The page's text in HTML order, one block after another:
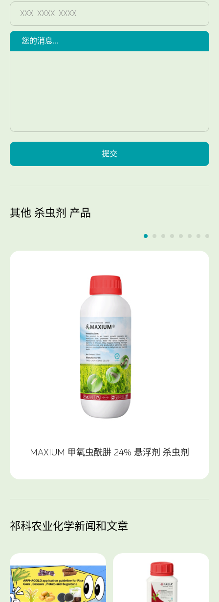
您的消息...
提交
其他 杀虫剂 产品
MAXIUM 甲氧虫酰肼 24% 悬浮剂 杀虫剂
祁科农业化学新闻和文章